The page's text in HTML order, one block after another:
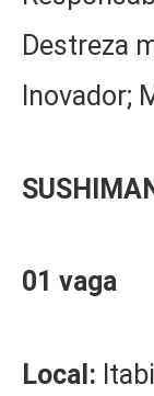
Destreza
Inovador;
01 vaga
Local: